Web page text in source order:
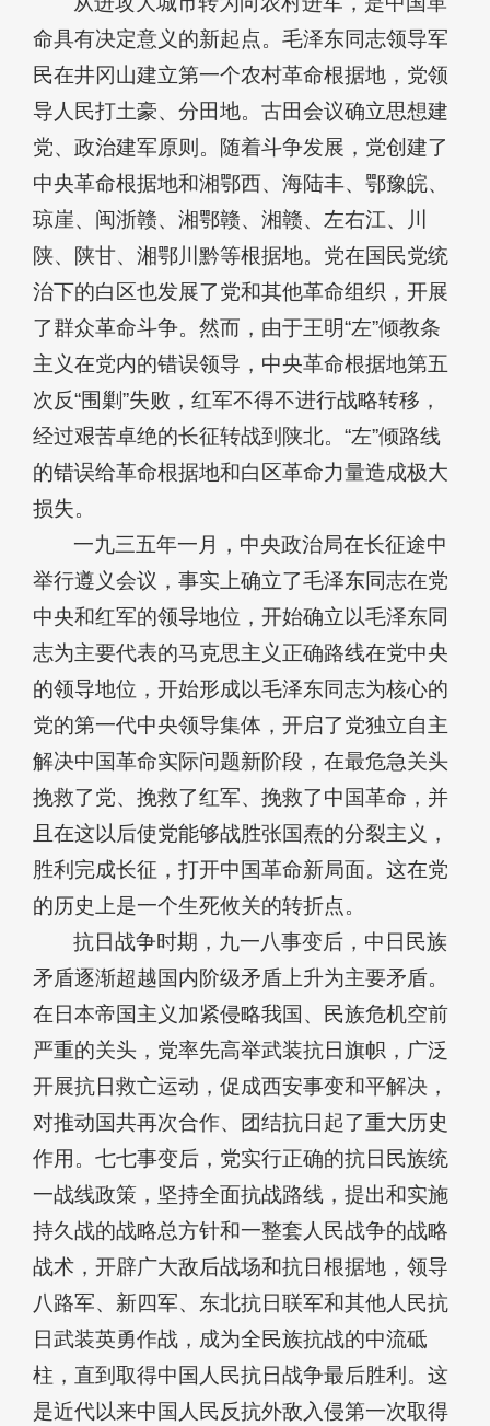
命具有决定意义的新起点。毛泽东同志领导军
民在井冈山建立第一个农村革命根据地，党领
导人民打土豪、分田地。古田会议确立思想建
党、政治建军原则。随着斗争发展，党创建了
中央革命根据地和湘鄂西、海陆丰、鄂豫皖、
琼崖、闽浙赣、湘鄂赣、湘赣、左右江、川
陕、陕甘、湘鄂川黔等根据地。党在国民党统
治下的白区也发展了党和其他革命组织，开展
了群众革命斗争。然而，由于王明“左”倾教条
主义在党内的错误领导，中央革命根据地第五
次反“围剿”失败，红军不得不进行战略转移，
经过艰苦卓绝的长征转战到陕北。“左”倾路线
的错误给革命根据地和白区革命力量造成极大
损失。
一九三五年一月，中央政治局在长征途中
举行遵义会议，事实上确立了毛泽东同志在党
中央和红军的领导地位，开始确立以毛泽东同
志为主要代表的马克思主义正确路线在党中央
的领导地位，开始形成以毛泽东同志为核心的
党的第一代中央领导集体，开启了党独立自主
解决中国革命实际问题新阶段，在最危急关头
挽救了党、挽救了红军、挽救了中国革命，并
且在这以后使党能够战胜张国焘的分裂主义，
胜利完成长征，打开中国革命新局面。这在党
的历史上是一个生死攸关的转折点。
抗日战争时期，九一八事变后，中日民族
矛盾逐渐超越国内阶级矛盾上升为主要矛盾。
在日本帝国主义加紧侵略我国、民族危机空前
严重的关头，党率先高举武装抗日旗帜，广泛
开展抗日救亡运动，促成西安事变和平解决，
对推动国共再次合作、团结抗日起了重大历史
作用。七七事变后，党实行正确的抗日民族统
一战线政策，坚持全面抗战路线，提出和实施
持久战的战略总方针和一整套人民战争的战略
战术，开辟广大敌后战场和抗日根据地，领导
八路军、新四军、东北抗日联军和其他人民抗
日武装英勇作战，成为全民族抗战的中流砥
柱，直到取得中国人民抗日战争最后胜利。这
是近代以来中国人民反抗外敌入侵第一次取得